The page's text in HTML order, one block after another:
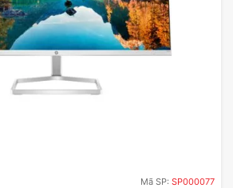
Mã SP: SP000077